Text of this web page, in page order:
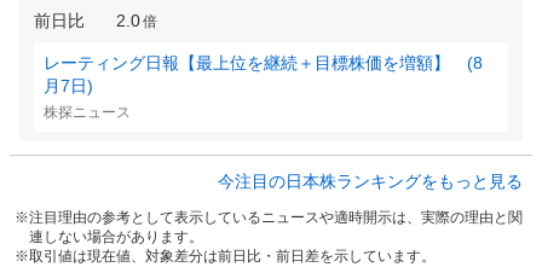
前日比
2.0倍
レーティング日報【最上位を継続＋目標株価を増額】 (8
月7日)
株探ニュース
今注目の日本株ランキングをもっと見る
注目理由の参考として表示しているニュースや適時開示は、実際の理由と関
連しない場合があります。
取引値は現在値、対象差分は前日比・前日差を示しています。